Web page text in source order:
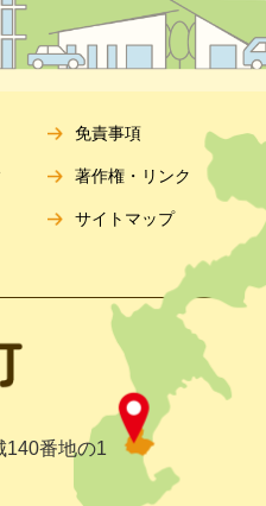
140番地の1
免責事項
著作権・リンク
サイトマップ